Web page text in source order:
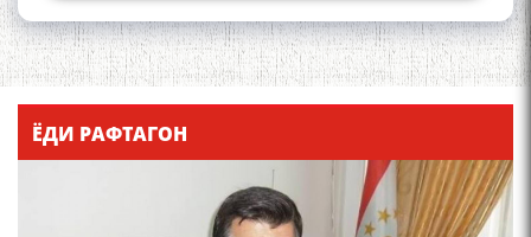
Қадамҷо - Лоҳутӣ
ЁДИ РАФТАГОН